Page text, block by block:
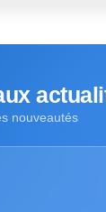
nouveautés